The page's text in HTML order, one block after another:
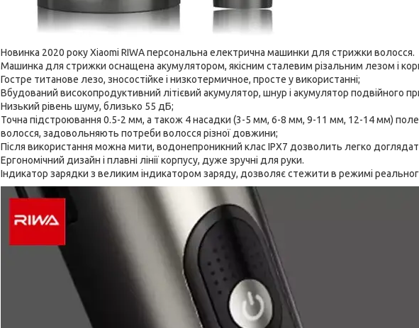
Новинка 2020 року Xiaomi RIWA персональна електрична машинки для стрижки волосся.
Машинка для стрижки оснащена акумулятором, якісним сталевим різальним лезом і
Гостре титанове лезо, зносостійке і низкотермичное, просте у використанні;
Вбудований високопродуктивний літієвий акумулятор, шнур і акумулятор подвійного
Низький рівень шуму, близько 55 дБ;
Точна підстроювання 0.5-2 мм, а також 4 насадки (3-5 мм, 6-8 мм, 9-11 мм, 12-14 мм)
волосся, задовольняють потреби волосся різної довжини;
Після використання можна мити, водонепроникний клас IPX7 дозволить легко
Ергономічний дизайн і плавні лінії корпусу, дуже зручні для руки.
Індикатор зарядки з великим індикатором заряду, дозволяє стежити в режимі